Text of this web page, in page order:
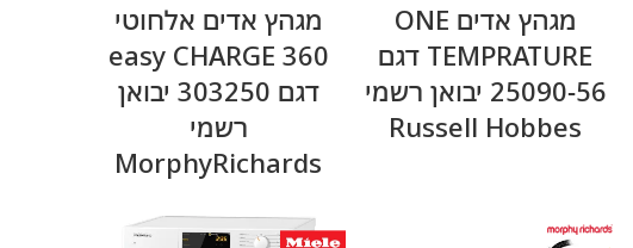
מגהץ אדים ONE
TEMPRATURE דגם
25090-56 יבואן רשמי
Russell Hobbes
מגהץ אדים אלחוטי
easy CHARGE 360
דגם 303250 יבואן
רשמי
MorphyRichards